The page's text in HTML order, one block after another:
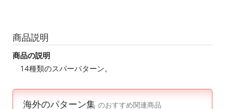
商品説明
商品の説明
14種類のスパーパターン。
海外のパターン集 のおすすめ関連商品